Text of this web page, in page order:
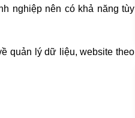
nghiệp nên có khả năng tùy
quản lý dữ liệu, website theo